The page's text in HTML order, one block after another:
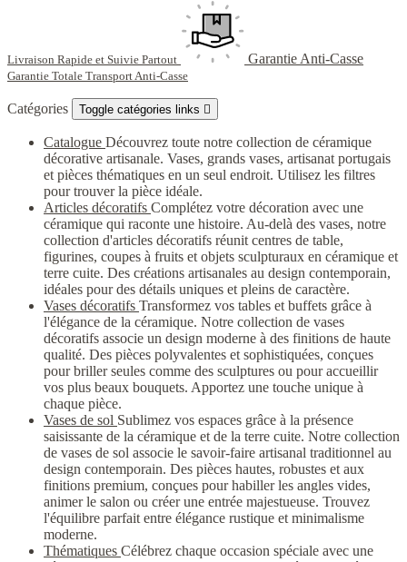
Livraison Rapide et Suivie Partout Garantie Anti-Casse
Garantie Totale Transport Anti-Casse
Catégories Toggle catégories links 
Catalogue Découvrez toute notre collection de céramique
décorative artisanale. Vases, grands vases, artisanat portugais
et pièces thématiques en un seul endroit. Utilisez les filtres
pour trouver la pièce idéale.
Articles décoratifs Complétez votre décoration avec une
céramique qui raconte une histoire. Au-delà des vases, notre
collection d'articles décoratifs réunit centres de table,
figurines, coupes à fruits et objets sculpturaux en céramique et
terre cuite. Des créations artisanales au design contemporain,
idéales pour des détails uniques et pleins de caractère.
Vases décoratifs Transformez vos tables et buffets grâce à
l'élégance de la céramique. Notre collection de vases
décoratifs associe un design moderne à des finitions de haute
qualité. Des pièces polyvalentes et sophistiquées, conçues
pour briller seules comme des sculptures ou pour accueillir
vos plus beaux bouquets. Apportez une touche unique à
chaque pièce.
Vases de sol Sublimez vos espaces grâce à la présence
saisissante de la céramique et de la terre cuite. Notre collection
de vases de sol associe le savoir-faire artisanal traditionnel au
design contemporain. Des pièces hautes, robustes et aux
finitions premium, conçues pour habiller les angles vides,
animer le salon ou créer une entrée majestueuse. Trouvez
l'équilibre parfait entre élégance rustique et minimalisme
moderne.
Thématiques Célébrez chaque occasion spéciale avec une